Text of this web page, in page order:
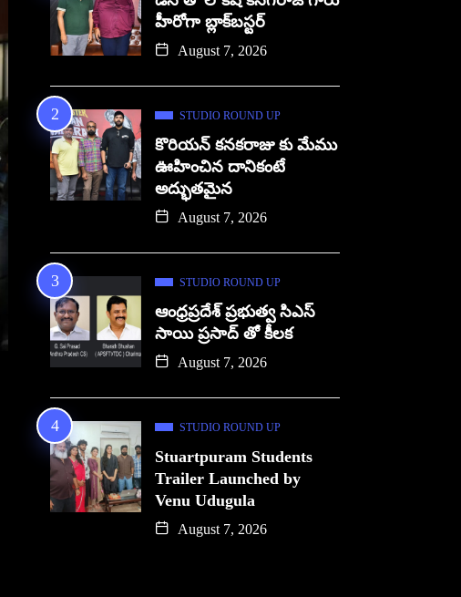
హీరోగా బ్లాక్‌బస్టర్
August 7, 2026
STUDIO ROUND UP
కొరియన్ కనకరాజు కు మేము
ఊహించిన దానికంటే
అద్భుతమైన
August 7, 2026
STUDIO ROUND UP
ఆంధ్రప్రదేశ్ ప్రభుత్వ సిఎస్
సాయి ప్రసాద్ తో కీలక
August 7, 2026
STUDIO ROUND UP
Stuartpuram Students
Trailer Launched by
Venu Udugula
August 7, 2026